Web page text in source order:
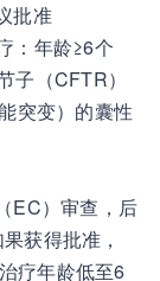
批准
：年龄≥6个
子（CFTR）
突变）的囊性
EC）审查，后
获得批准，
疗年龄低至6